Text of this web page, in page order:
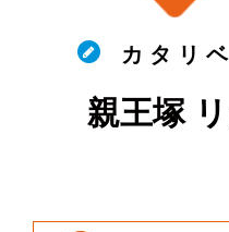
カ タ リ ベ
親王塚